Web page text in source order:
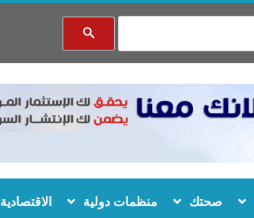
صحتك منظمات دولية الاقتصادية